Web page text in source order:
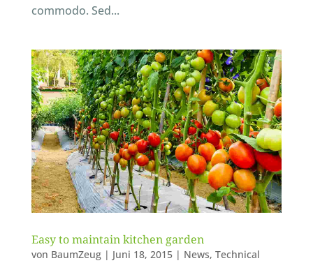
commodo. Sed...
Easy to maintain kitchen garden
von BaumZeug| Juni 18, 2015| News, Technical